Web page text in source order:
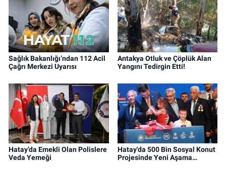
Sağlık Bakanlığı’ndan 112 Acil
Çağrı Merkezi Uyarısı
Antakya Otluk ve Çöplük Alan
Yangını Tedirgin Etti!
Hatay’da Emekli Olan Polislere
Veda Yemeği
Hatay'da 500 Bin Sosyal Konut
Projesinde Yeni Aşama…